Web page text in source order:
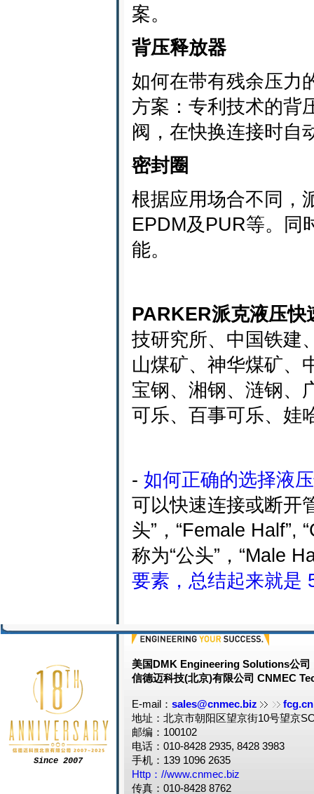
案。
背压释放器
如何在带有残余压力
方案：专利技术的背
阀，在快换连接时自
密封圈
根据应用场合不同，
EPDM及PUR等。同
能。
PARKER派克液压快
技研究所、中国铁建
山煤矿、神华煤矿、
宝钢、湘钢、涟钢、
可乐、百事可乐、娃
- 如何正确的选择液
可以快速连接或断开
头”，“Female Half”,
称为“公头”，“Male
要素，总结起来就是
Since 2007
美国DMK Engineering Solutions公司
信德迈科技(北京)有限公司 CNMEC
E-mail： sales@cnmec.biz
地址：北京市朝阳区望京街10号望京
邮编：100102
电话：010-8428 2935, 8428 3983
手机：139 1096 2635
Http：//www.cnmec.biz
传真：010-8428 8762